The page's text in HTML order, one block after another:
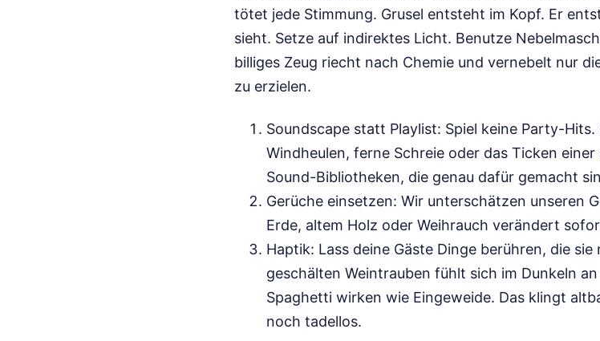
tötet jede Stimmung. Grusel entsteht im Kopf. Er
sieht. Setze auf indirektes Licht. Benutze
billiges Zeug riecht nach Chemie und vernebelt nur
zu erzielen.
Soundscape statt Playlist: Spiel keine Party-
Windheulen, ferne Schreie oder das Ticken
Sound-Bibliotheken, die genau dafür gemacht
Gerüche einsetzen: Wir unterschätzen unseren
Erde, altem Holz oder Weihrauch verändert
Haptik: Lass deine Gäste Dinge berühren, die
geschälten Weintrauben fühlt sich im Dunkeln
Spaghetti wirken wie Eingeweide. Das klingt
noch tadellos.